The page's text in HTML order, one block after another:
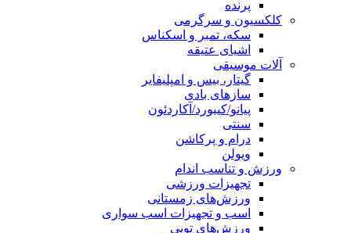
پرنده
کلکسیون و سرگرمی
سکه، تمبر و اسکناس
اشیای عتیقه
آلات موسیقی
گیتار، بیس و امپلیفایر
سازهای بادی
پیانو/کیبورد/آکاردئون
سنتی
درام و پرکاشن
ویولن
ورزش و تناسب اندام
تجهیزات ورزشی
ورزش‌های زمستانی
اسب و تجهیزات اسب سواری
ورزش‌های توپی